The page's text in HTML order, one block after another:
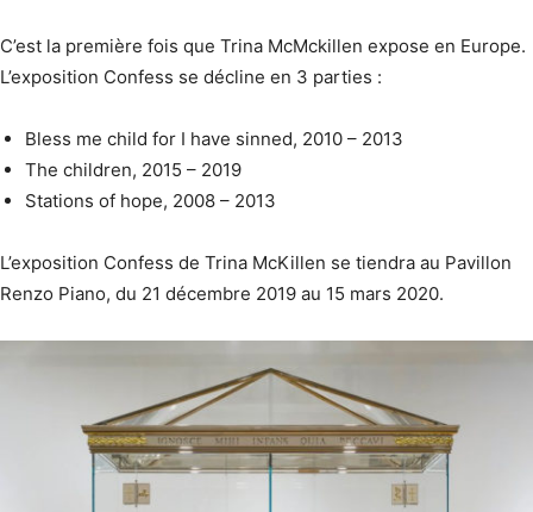
C’est la première fois que Trina McMckillen expose en Europe.
L’exposition Confess se décline en 3 parties :
Bless me child for I have sinned, 2010 – 2013
The children, 2015 – 2019
Stations of hope, 2008 – 2013
L’exposition Confess de Trina McKillen se tiendra au Pavillon
Renzo Piano, du 21 décembre 2019 au 15 mars 2020.